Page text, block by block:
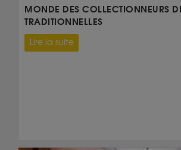
MONDE DES COLLECTIONNEURS
TRADITIONNELLES
Lire la suite